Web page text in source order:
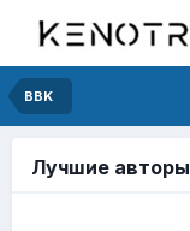
BBK
Лучшие авторы